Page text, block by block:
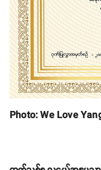
Photo: We Love